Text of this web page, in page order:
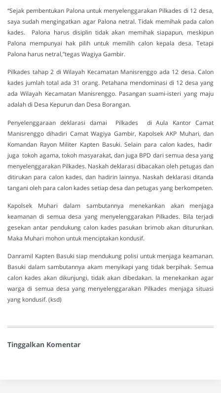
“Sejak pembentukan Palona untuk menyelenggarakan Pilkades di 12 desa,
saya sudah mengingatkan agar Palona netral. Tidak memihak pada calon
kades. Palona harus disiplin tidak akan memihak siapapun, meskipun
Palona mempunyai hak pilih untuk memilih calon kepala desa. Tetapi
Palona harus netral,”tegas Wagiya Gambir.
Pilkades tahap 2 di Wilayah Kecamatan Manisrenggo ada 12 desa. Calon
kades jumlah total ada 31 orang. Petahana mendominasi di 12 desa yang
ada Wilayah Kecamatan Manisrenggo. Pasangan suami-isteri yang maju
adalah di Desa Kepurun dan Desa Borangan.
Penyelenggaraan deklarasi damai Pilkades di Aula Kantor Camat
Manisrenggo dihadiri Camat Wagiya Gambir, Kapolsek AKP Muhari, dan
Komandan Rayon Militer Kapten Basuki. Selain para calon kades, hadir
juga tokoh agama, tokoh masyarakat, dan juga BPD dari semua desa yang
menyelenggarakan Pilkades. Naskah deklarasi dibacakan oleh petugas dan
ditirukan para calon kades, dan hadirin lainnya. Naskah deklarasi ditanda
tangani oleh para calon kades setiap desa dan petugas yang berkompeten.
Kapolsek Muhari dalam sambutannya menekankan akan menjaga
keamanan di semua desa yang menyelenggarakan Pilkades. Bila terjadi
gesekan antar pendukung calon kades pasukan brimob akan diturunkan.
Maka Muhari mohon untuk menciptakan kondusif.
Danramil Kapten Basuki siap mendukung polisi untuk menjaga keamanan.
Basuki dalam sambutannya akam menyikapi yang tidak berpihak. Semua
calon kades akan dikunjungi, tidak akan dibedakan. Ia menekankan agar
warga di semua desa yang menyelenggarakan Pilkades menjaga situasi
yang kondusif. (ksd)
Tinggalkan Komentar